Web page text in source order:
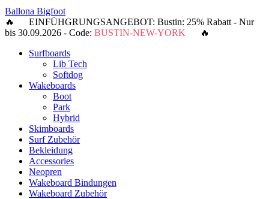
Ballona Bigfoot
🔥 EINFÜHGRUNGSANGEBOT: Bustin: 25% Rabatt - Nur
bis 30.09.2026 - Code: BUSTIN-NEW-YORK 🔥
Surfboards
Lib Tech
Softdog
Wakeboards
Boot
Park
Hybrid
Skimboards
Surf Zubehör
Bekleidung
Accessories
Neopren
Wakeboard Bindungen
Wakeboard Zubehör